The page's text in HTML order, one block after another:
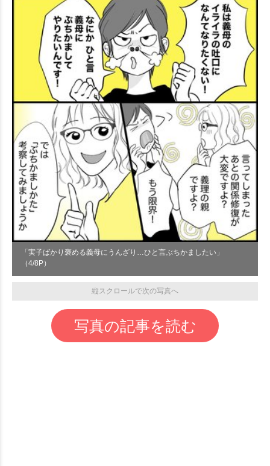
「実子ばかり褒める義母にうんざり…ひと言ぶちかましたい」
（4/8P）
縦スクロールで次の写真へ
写真の記事を読む